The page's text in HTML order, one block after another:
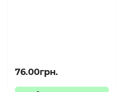
76.00грн.